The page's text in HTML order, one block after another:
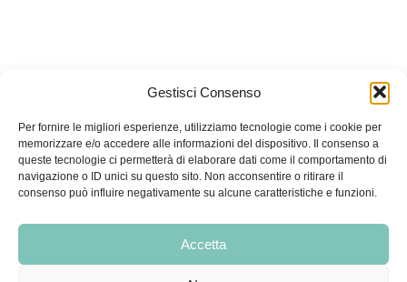
Gestisci Consenso
Per fornire le migliori esperienze, utilizziamo tecnologie come i cookie per
memorizzare e/o accedere alle informazioni del dispositivo. Il consenso a
queste tecnologie ci permetterà di elaborare dati come il comportamento di
navigazione o ID unici su questo sito. Non acconsentire o ritirare il
consenso può influire negativamente su alcune caratteristiche e funzioni.
Accetta
Condizioni di vendita | Condizioni di recesso e restituzione